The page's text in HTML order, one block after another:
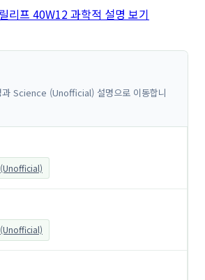
리프 40W12 과학적 설명 보기
Science (Unofficial) 설명으로 이동합니